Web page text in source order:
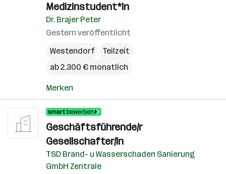
Medizinstudent*in
Dr. Brajer Peter
Gestern veröffentlicht
Westendorf
Teilzeit
ab 2.300 € monatlich
Merken
Geschäftsführende/r
Gesellschafter/in
TSD Brand- u Wasserschaden Sanierung
GmbH Zentrale